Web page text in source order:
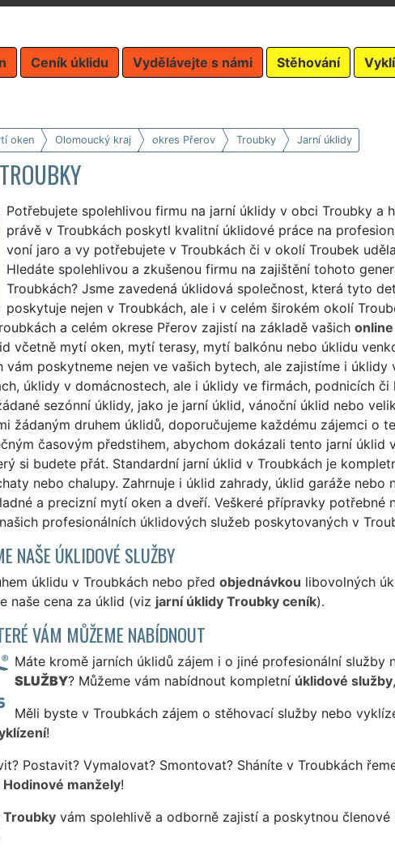
Ceník úklidu Vydělávejte s námi Stěhování
oken Olomoucký kraj okres Přerov Troubky Jarní úklidy
Potřebujete spolehlivou firmu na jarní úklidy v obci Troubky a
právě v Troubkách poskytl kvalitní úklidové práce na
voní jaro a vy potřebujete v Troubkách či v okolí Troubek
Hledáte spolehlivou a zkušenou firmu na zajištění tohoto
Troubkách? Jsme zavedená úklidová společnost, která tyto
poskytuje nejen v Troubkách, ale i v celém širokém okolí
a celém okrese Přerov zajistí na základě vašich
včetně mytí oken, mytí terasy, mytí balkónu nebo úklidu
vám poskytneme nejen ve vašich bytech, ale zajistíme i úklidy
úklidy v domácnostech, ale i úklidy ve firmách, podnicích či
sezónní úklidy, jako je jarní úklid, vánoční úklid nebo
žádaným druhem úklidů, doporučujeme každému zájemci o
časovým předstihem, abychom dokázali tento jarní úklid
si budete přát. Standardní jarní úklid v Troubkách je
nebo chalupy. Zahrnuje i úklid zahrady, úklid garáže
a precizní mytí oken a dveří. Veškeré přípravky potřebné
profesionálních úklidových služeb poskytovaných v
NAŠE ÚKLIDOVÉ SLUŽBY
úklidu v Troubkách nebo před objednávkou libovolných
naše cena za úklid (viz jarní úklidy Troubky ceník).
VÁM MŮŽEME NABÍDNOUT
Máte kromě jarních úklidů zájem i o jiné profesionální služby
SLUŽBY? Můžeme vám nabídnout kompletní úklidové služby,
Měli byste v Troubkách zájem o stěhovací služby nebo
!
Postavit? Vymalovat? Smontovat? Sháníte v Troubkách
Hodinové manžely!
Troubkyvám spolehlivě a odborně zajistí a poskytnou členové